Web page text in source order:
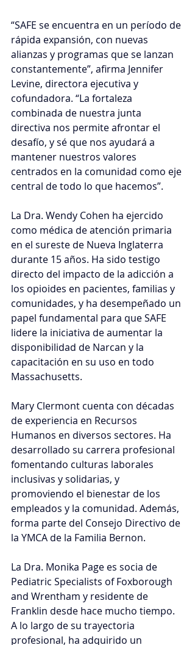
“SAFE se encuentra en un período de
rápida expansión, con nuevas
alianzas y programas que se lanzan
constantemente”, afirma Jennifer
Levine, directora ejecutiva y
cofundadora. “La fortaleza
combinada de nuestra junta
directiva nos permite afrontar el
desafío, y sé que nos ayudará a
mantener nuestros valores
centrados en la comunidad como eje
central de todo lo que hacemos”.
La Dra. Wendy Cohen ha ejercido
como médica de atención primaria
en el sureste de Nueva Inglaterra
durante 15 años. Ha sido testigo
directo del impacto de la adicción a
los opioides en pacientes, familias y
comunidades, y ha desempeñado un
papel fundamental para que SAFE
lidere la iniciativa de aumentar la
disponibilidad de Narcan y la
capacitación en su uso en todo
Massachusetts.
Mary Clermont cuenta con décadas
de experiencia en Recursos
Humanos en diversos sectores. Ha
desarrollado su carrera profesional
fomentando culturas laborales
inclusivas y solidarias, y
promoviendo el bienestar de los
empleados y la comunidad. Además,
forma parte del Consejo Directivo de
la YMCA de la Familia Bernon.
La Dra. Monika Page es socia de
Pediatric Specialists of Foxborough
and Wrentham y residente de
Franklin desde hace mucho tiempo.
A lo largo de su trayectoria
profesional, ha adquirido un